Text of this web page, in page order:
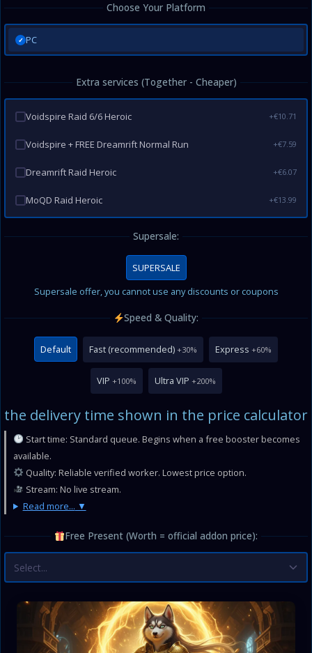
Choose Your Platform
✓ PC
Extra services (Together - Cheaper)
Voidspire Raid 6/6 Heroic +€10.71
Voidspire + FREE Dreamrift Normal Run +€7.59
Dreamrift Raid Heroic +€6.07
MoQD Raid Heroic +€13.99
Supersale:
SUPERSALE
Supersale offer, you cannot use any discounts or coupons
Speed & Quality:
Default Fast (recommended) +30% Express +60%
VIP +100% Ultra VIP +200%
the delivery time shown in the price calculator
Start time: Standard queue. Begins when a free booster becomes
available.
Quality: Reliable verified worker. Lowest price option.
Stream: No live stream.
Read more...
Free Present (Worth = official addon price):
Select...